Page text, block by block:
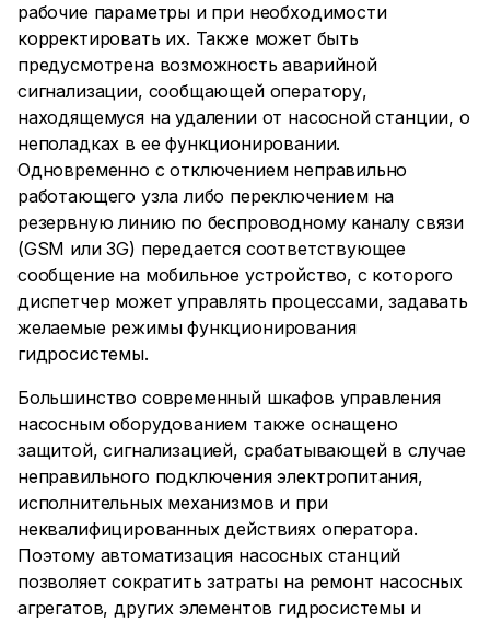
рабочие параметры и при необходимости
корректировать их. Также может быть
предусмотрена возможность аварийной
сигнализации, сообщающей оператору,
находящемуся на удалении от насосной станции, о
неполадках в ее функционировании.
Одновременно с отключением неправильно
работающего узла либо переключением на
резервную линию по беспроводному каналу связи
(GSM или 3G) передается соответствующее
сообщение на мобильное устройство, с которого
диспетчер может управлять процессами, задавать
желаемые режимы функционирования
гидросистемы.
Большинство современный шкафов управления
насосным оборудованием также оснащено
защитой, сигнализацией, срабатывающей в случае
неправильного подключения электропитания,
исполнительных механизмов и при
неквалифицированных действиях оператора.
Поэтому автоматизация насосных станций
позволяет сократить затраты на ремонт насосных
агрегатов, других элементов гидросистемы и